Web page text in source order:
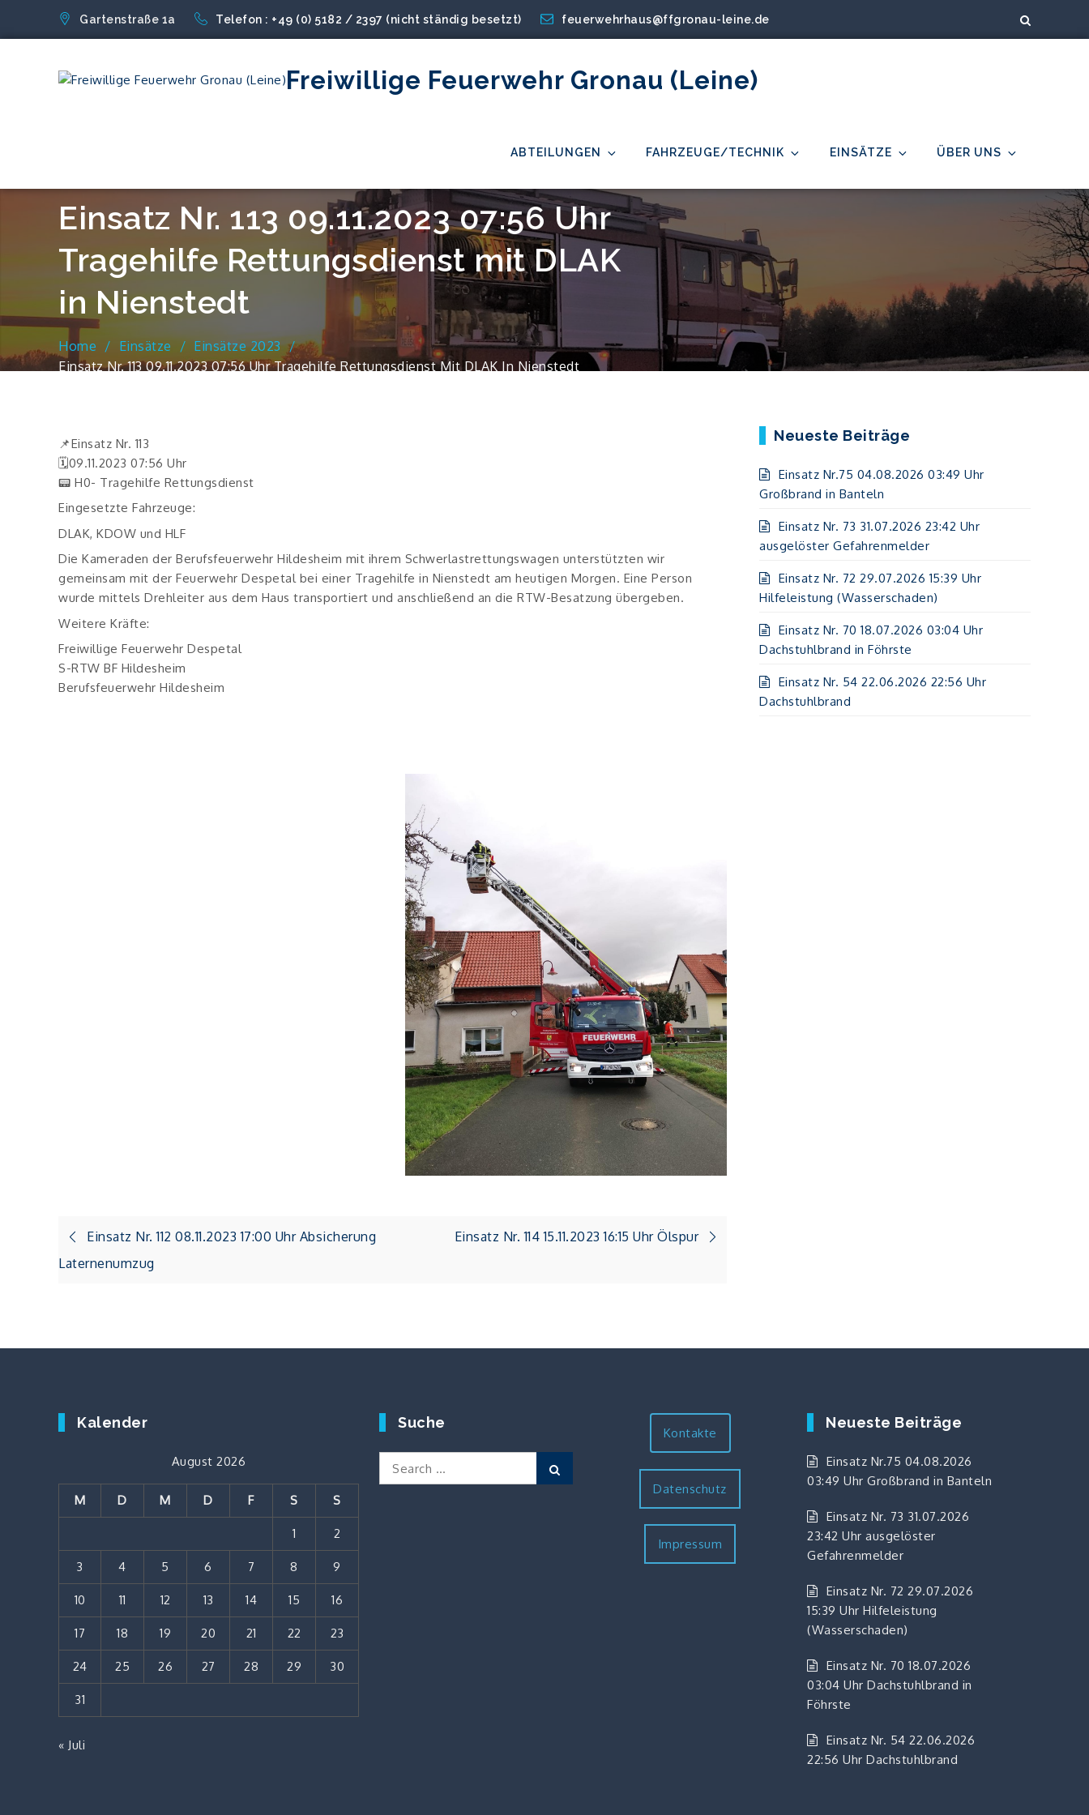
Gartenstraße 1a Telefon : +49 (0) 5182 / 2397 (nicht ständig besetzt) feuerwehrhaus@ffgronau-leine.de
Freiwillige Feuerwehr Gronau (Leine)
ABTEILUNGEN FAHRZEUGE/TECHNIK EINSÄTZE ÜBER UNS
Einsatz Nr. 113 09.11.2023 07:56 Uhr
Tragehilfe Rettungsdienst mit DLAK
in Nienstedt
Home Einsätze
Einsätze 2023
Einsatz Nr. 113 09.11.2023 07:56 Uhr Tragehilfe Rettungsdienst Mit DLAK In Nienstedt
📌Einsatz Nr. 113
🗓09.11.2023 07:56 Uhr
📟 H0- Tragehilfe Rettungsdienst
Eingesetzte Fahrzeuge:
DLAK, KDOW und HLF
Die Kameraden der Berufsfeuerwehr Hildesheim mit ihrem Schwerlastrettungswagen unterstützten wir
gemeinsam mit der Feuerwehr Despetal bei einer Tragehilfe in Nienstedt am heutigen Morgen. Eine Person
wurde mittels Drehleiter aus dem Haus transportiert und anschließend an die RTW-Besatzung übergeben.
Weitere Kräfte:
Freiwillige Feuerwehr Despetal
S-RTW BF Hildesheim
Berufsfeuerwehr Hildesheim
Beitragsnavigation
Einsatz Nr. 112 08.11.2023 17:00 Uhr Absicherung
Laternenumzug
Einsatz Nr. 114 15.11.2023 16:15 Uhr Ölspur
Neueste Beiträge
Einsatz Nr.75 04.08.2026 03:49 Uhr
Großbrand in Banteln
Einsatz Nr. 73 31.07.2026 23:42 Uhr
ausgelöster Gefahrenmelder
Einsatz Nr. 72 29.07.2026 15:39 Uhr
Hilfeleistung (Wasserschaden)
Einsatz Nr. 70 18.07.2026 03:04 Uhr
Dachstuhlbrand in Föhrste
Einsatz Nr. 54 22.06.2026 22:56 Uhr
Dachstuhlbrand
Kalender
August 2026
M D M D F S S
1 2
3 4 5 6 7 8 9
10 11 12 13 14 15 16
17 18 19 20 21 22 23
24 25 26 27 28 29 30
31
« Juli
Suche
Search
for:
Kontakte
Datenschutz
Impressum
Neueste Beiträge
Einsatz Nr.75 04.08.2026
03:49 Uhr Großbrand in Banteln
Einsatz Nr. 73 31.07.2026
23:42 Uhr ausgelöster
Gefahrenmelder
Einsatz Nr. 72 29.07.2026
15:39 Uhr Hilfeleistung
(Wasserschaden)
Einsatz Nr. 70 18.07.2026
03:04 Uhr Dachstuhlbrand in
Föhrste
Einsatz Nr. 54 22.06.2026
22:56 Uhr Dachstuhlbrand